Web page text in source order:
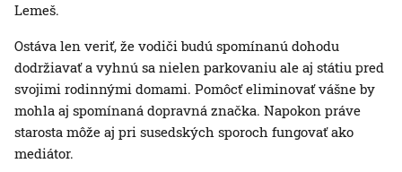
Lemeš.
Ostáva len veriť, že vodiči budú spomínanú dohodu
dodržiavať a vyhnú sa nielen parkovaniu ale aj státiu pred
svojimi rodinnými domami. Pomôcť eliminovať vášne by
mohla aj spomínaná dopravná značka. Napokon práve
starosta môže aj pri susedských sporoch fungovať ako
mediátor.